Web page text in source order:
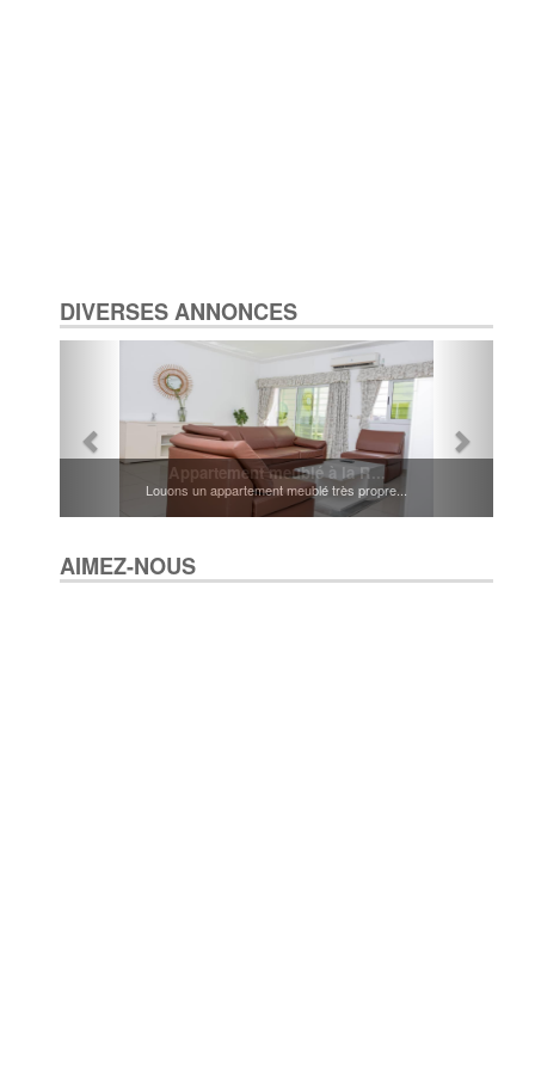
DIVERSES ANNONCES
Appartement meublé à la R...
Louons un appartement meublé très propre...
AIMEZ-NOUS